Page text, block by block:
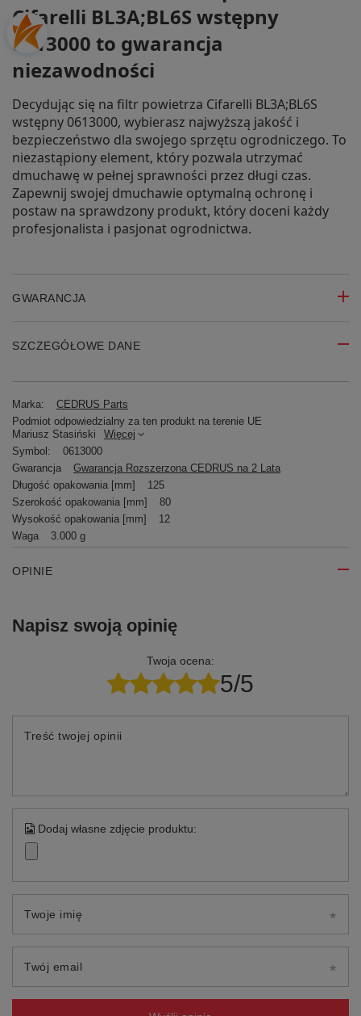
Cifarelli BL3A;BL6S wstępny
0613000 to gwarancja
niezawodności
Decydując się na filtr powietrza Cifarelli BL3A;BL6S
wstępny 0613000, wybierasz najwyższą jakość i
bezpieczeństwo dla swojego sprzętu ogrodniczego. To
niezastąpiony element, który pozwala utrzymać
dmuchawę w pełnej sprawności przez długi czas.
Zapewnij swojej dmuchawie optymalną ochronę i
postaw na sprawdzony produkt, który doceni każdy
profesjonalista i pasjonat ogrodnictwa.
GWARANCJA
SZCZEGÓŁOWE DANE
Marka:
CEDRUS Parts
Podmiot odpowiedzialny za ten produkt na terenie UE
Mariusz Stasiński
Więcej
Symbol:
0613000
Gwarancja
Gwarancja Rozszerzona CEDRUS na 2 Lata
Długość opakowania [mm]
125
Szerokość opakowania [mm]
80
Wysokość opakowania [mm]
12
Waga
3.000 g
OPINIE
Napisz swoją opinię
Twoja ocena:
5/5
Treść twojej opinii
Dodaj własne zdjęcie produktu:
Twoje imię
Twój email